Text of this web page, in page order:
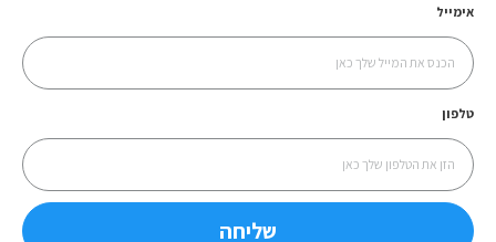
אימייל
טלפון
שליחה